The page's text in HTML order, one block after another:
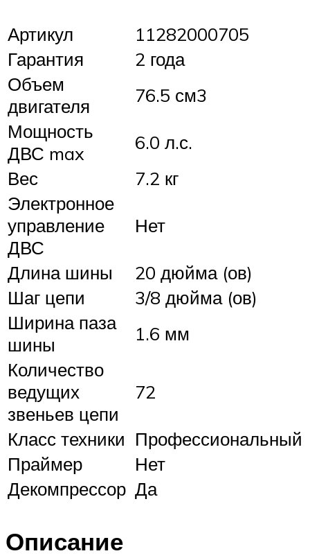
Артикул
11282000705
Гарантия
2 года
Объем
двигателя
76.5 см3
Мощность
ДВС max
6.0 л.с.
Вес
7.2 кг
Электронное
управление
ДВС
Нет
Длина шины
20 дюйма (ов)
Шаг цепи
3/8 дюйма (ов)
Ширина паза
шины
1.6 мм
Количество
ведущих
звеньев цепи
72
Класс техники Профессиональный
Праймер
Нет
Декомпрессор Да
Описание